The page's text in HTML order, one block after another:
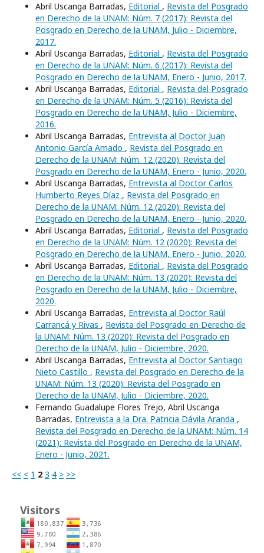
Abril Uscanga Barradas, Editorial , Revista del Posgrado
en Derecho de la UNAM: Núm. 7 (2017): Revista del
Posgrado en Derecho de la UNAM, Julio - Diciembre,
2017.
Abril Uscanga Barradas, Editorial , Revista del Posgrado
en Derecho de la UNAM: Núm. 6 (2017): Revista del
Posgrado en Derecho de la UNAM, Enero - Junio, 2017.
Abril Uscanga Barradas, Editorial , Revista del Posgrado
en Derecho de la UNAM: Núm. 5 (2016): Revista del
Posgrado en Derecho de la UNAM, Julio - Diciembre,
2016.
Abril Uscanga Barradas, Entrevista al Doctor Juan
Antonio García Amado , Revista del Posgrado en
Derecho de la UNAM: Núm. 12 (2020): Revista del
Posgrado en Derecho de la UNAM, Enero - Junio, 2020.
Abril Uscanga Barradas, Entrevista al Doctor Carlos
Humberto Reyes Díaz , Revista del Posgrado en
Derecho de la UNAM: Núm. 12 (2020): Revista del
Posgrado en Derecho de la UNAM, Enero - Junio, 2020.
Abril Uscanga Barradas, Editorial , Revista del Posgrado
en Derecho de la UNAM: Núm. 12 (2020): Revista del
Posgrado en Derecho de la UNAM, Enero - Junio, 2020.
Abril Uscanga Barradas, Editorial , Revista del Posgrado
en Derecho de la UNAM: Núm. 13 (2020): Revista del
Posgrado en Derecho de la UNAM, Julio - Diciembre,
2020.
Abril Uscanga Barradas, Entrevista al Doctor Raúl
Carrancá y Rivas , Revista del Posgrado en Derecho de
la UNAM: Núm. 13 (2020): Revista del Posgrado en
Derecho de la UNAM, Julio - Diciembre, 2020.
Abril Uscanga Barradas, Entrevista al Doctor Santiago
Nieto Castillo , Revista del Posgrado en Derecho de la
UNAM: Núm. 13 (2020): Revista del Posgrado en
Derecho de la UNAM, Julio - Diciembre, 2020.
Fernando Guadalupe Flores Trejo, Abril Uscanga
Barradas, Entrevista a la Dra. Patricia Dávila Aranda ,
Revista del Posgrado en Derecho de la UNAM: Núm. 14
(2021): Revista del Posgrado en Derecho de la UNAM,
Enero - Junio, 2021.
<< < 1 2 3 4 > >>